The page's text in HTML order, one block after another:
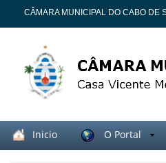
CÂMARA MUNICIPAL DO CABO DE
Inicio O Portal